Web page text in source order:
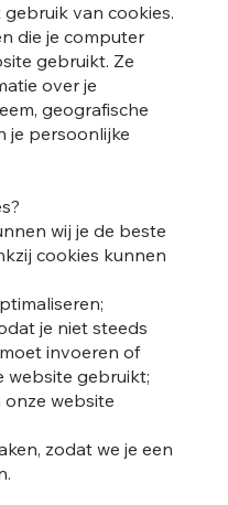
van cookies.
die je computer
gebruikt. Ze
over je
geografische
je persoonlijke
wij je de beste
cookies kunnen
je niet steeds
invoeren of
website gebruikt;
onze website
zodat we je een